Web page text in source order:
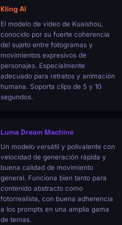
Kling AI
El modelo de video de Kuaishou,
conocido por su fuerte coherencia
del sujeto entre fotogramas y
movimientos expresivos de
personajes. Especialmente
adecuado para retratos y animación
humana. Soporta clips de 5 y 10
segundos.
Luma Dream Machine
Un modelo versátil y polivalente con
velocidad de generación rápida y
buena calidad de movimiento
general. Funciona bien tanto para
contenido abstracto como
fotorrealista, con buena adherencia
a los prompts en una amplia gama
de temas.